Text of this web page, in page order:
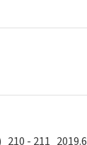
210 - 211 2019.6